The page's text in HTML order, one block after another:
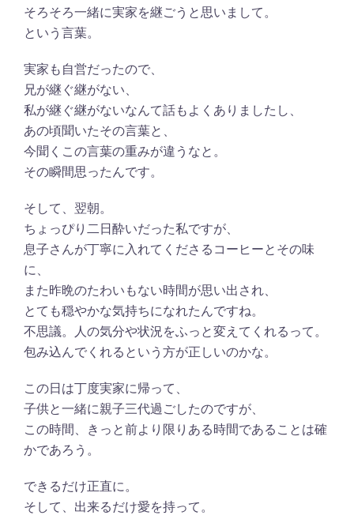
そろそろ一緒に実家を継ごうと思いまして。
という言葉。
実家も自営だったので、
兄が継ぐ継がない、
私が継ぐ継がないなんて話もよくありましたし、
あの頃聞いたその言葉と、
今聞くこの言葉の重みが違うなと。
その瞬間思ったんです。
そして、翌朝。
ちょっぴり二日酔いだった私ですが、
息子さんが丁寧に入れてくださるコーヒーとその味
に、
また昨晩のたわいもない時間が思い出され、
とても穏やかな気持ちになれたんですね。
不思議。人の気分や状況をふっと変えてくれるって。
包み込んでくれるという方が正しいのかな。
この日は丁度実家に帰って、
子供と一緒に親子三代過ごしたのですが、
この時間、きっと前より限りある時間であることは確
かであろう。
できるだけ正直に。
そして、出来るだけ愛を持って。